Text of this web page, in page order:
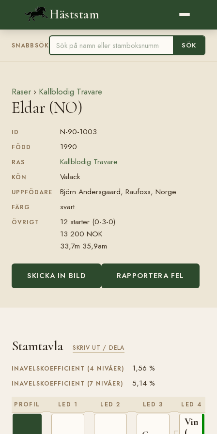
Häststam
SNABBSÖK SÖK
Raser › Kallblodig Travare
Eldar (NO)
ID N-90-1003
FÖDD 1990
RAS Kallblodig Travare
KÖN Valack
UPPFÖDARE Björn Andersgaard, Raufoss, Norge
FÄRG svart
ÖVRIGT
12 starter (0-3-0)
13 200 NOK
33,7m 35,9am
SKICKA IN BILD RAPPORTERA FEL
Stamtavla SKRIV UT / DELA
INAVELSKOEFFICIENT (4 NIVÅER) 1,56 %
INAVELSKOEFFICIENT (7 NIVÅER) 5,14 %
PROFIL LED 1 LED 2 LED 3 LED 4
Vinvar